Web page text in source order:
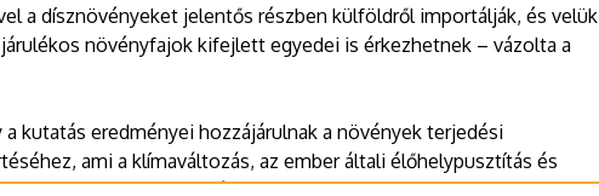
a dísznövényeket jelentős részben külföldről importálják, és velük
növényfajok kifejlett egyedei is érkezhetnek – vázolta a
kutatás eredményei hozzájárulnak a növények terjedési
ami a klímaváltozás, az ember általi élőhelypusztítás és
egyre nagyobb jelentőségű.